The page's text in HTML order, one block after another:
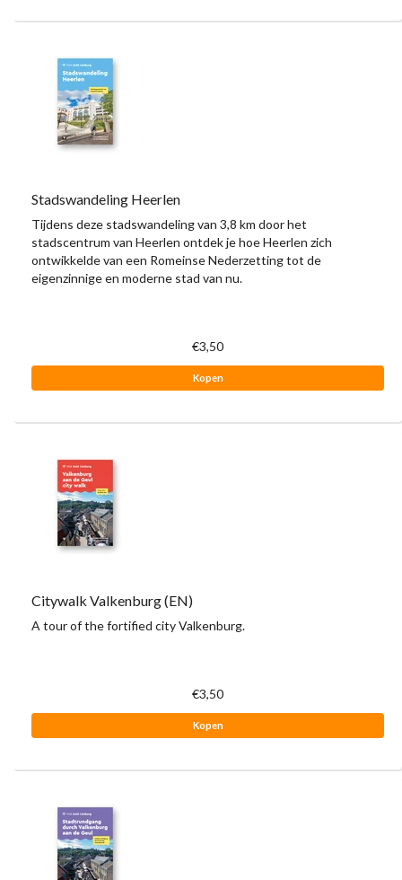
Stadswandeling Heerlen
Tijdens deze stadswandeling van 3,8 km door het
stadscentrum van Heerlen ontdek je hoe Heerlen zich
ontwikkelde van een Romeinse Nederzetting tot de
eigenzinnige en moderne stad van nu.
€3,50
Kopen
Citywalk Valkenburg (EN)
A tour of the fortified city Valkenburg.
€3,50
Kopen